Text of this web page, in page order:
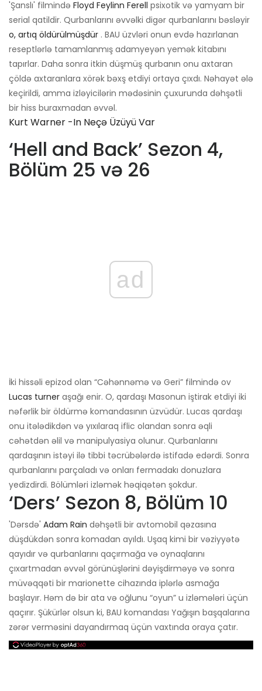
'Şanslı' filmində Floyd Feylinn Ferell psixotik və yamyam bir
serial qatildir. Qurbanlarını əvvəlki digər qurbanlarını bəsləyir
o, artıq öldürülmüşdür . BAU üzvləri onun evdə hazırlanan
reseptlərlə tamamlanmış adamyeyən yemək kitabını
tapırlar. Daha sonra itkin düşmüş qurbanın onu axtaran
çöldə axtaranlara xörək bəxş etdiyi ortaya çıxdı. Nəhayət ələ
keçirildi, amma izləyicilərin mədəsinin çuxurunda dəhşətli
bir hiss buraxmadan əvvəl.
Kurt Warner -in Neçə Üzüyü Var
‘Hell and Back’ Sezon 4,
Bölüm 25 və 26
ad
İki hissəli epizod olan “Cəhənnəmə və Geri” filmində ov
Lucas turner aşağı enir. O, qardaşı Masonun iştirak etdiyi iki
nəfərlik bir öldürmə komandasının üzvüdür. Lucas qardaşı
onu itələdikdən və yıxılaraq iflic olandan sonra əqli
cəhətdən əlil və manipulyasiya olunur. Qurbanlarını
qardaşının istəyi ilə tibbi təcrübələrdə istifadə edərdi. Sonra
qurbanlarını parçaladı və onları fermadakı donuzlara
yedizdirdi. Bölümləri izləmək həqiqətən şokdur.
‘Ders’ Sezon 8, Bölüm 10
'Dərsdə' Adam Rain dəhşətli bir avtomobil qəzasına
düşdükdən sonra komadan ayıldı. Uşaq kimi bir vəziyyətə
qayıdır və qurbanlarını qaçırmağa və oynaqlarını
çıxartmadan əvvəl görünüşlərini dəyişdirməyə və sonra
müvəqqəti bir marionette cihazında iplərlə asmağa
başlayır. Həm də bir ata və oğlunu “oyun” u izləmələri üçün
qaçırır. Şükürlər olsun ki, BAU komandası Yağışın başqalarına
zərər verməsini dayandırmaq üçün vaxtında oraya çatır.